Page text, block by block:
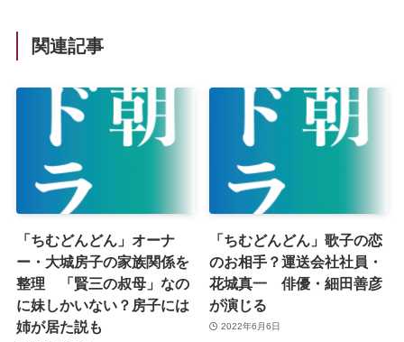
関連記事
「ちむどんどん」オーナ
ー・大城房子の家族関係を
整理 「賢三の叔母」なの
に妹しかいない？房子には
姉が居た説も
「ちむどんどん」歌子の恋
のお相手？運送会社社員・
花城真一 俳優・細田善彦
が演じる
2022年6月6日